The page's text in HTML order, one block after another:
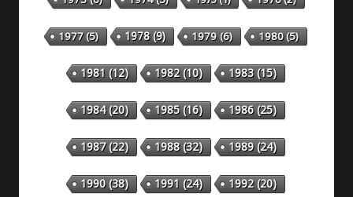
1977(5) 1978(9) 1979(6) 1980(5)
1981 (12) 1982(10) 1983(15)
1984(20) 1985(16) 1986(25)
1987(22) 1988(32) 1989(24)
1990(38) 1991 (24) 1992(20)